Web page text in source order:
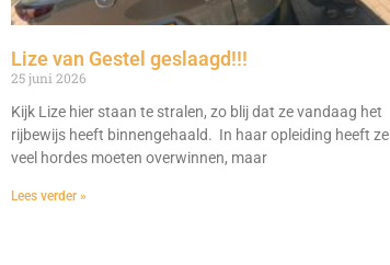
Lize van Gestel geslaagd!!!
25 juni 2026
Kijk Lize hier staan te stralen, zo blij dat ze vandaag het
rijbewijs heeft binnengehaald. In haar opleiding heeft ze
veel hordes moeten overwinnen, maar
Lees verder »